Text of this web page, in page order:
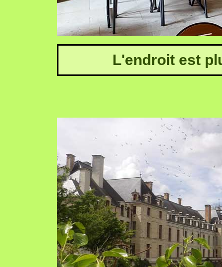
L'endroit est